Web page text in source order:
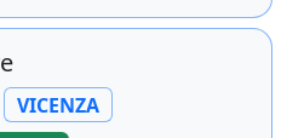
VICENZA